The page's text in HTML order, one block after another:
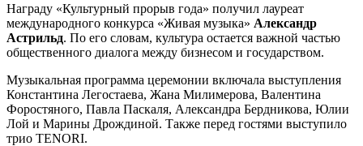
Награду «Культурный прорыв года» получил лауреат
международного конкурса «Живая музыка» Александр
Астрильд. По его словам, культура остается важной частью
общественного диалога между бизнесом и государством.
Музыкальная программа церемонии включала выступления
Константина Легостаева, Жана Милимерова, Валентина
Форостяного, Павла Паскаля, Александра Бердникова, Юлии
Лой и Марины Дрождиной. Также перед гостями выступило
трио TENORI.